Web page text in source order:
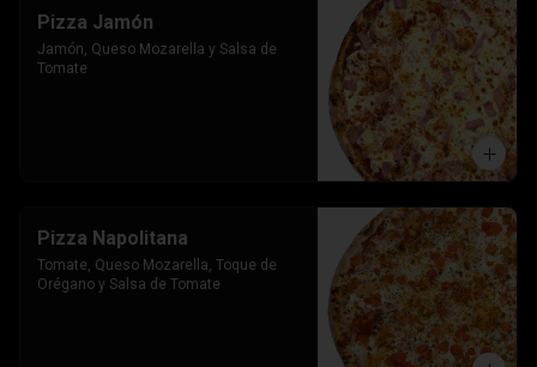
Pizza Jamón
Jamón, Queso Mozarella y Salsa de
Tomate
Pizza Napolitana
Tomate, Queso Mozarella, Toque de
Orégano y Salsa de Tomate